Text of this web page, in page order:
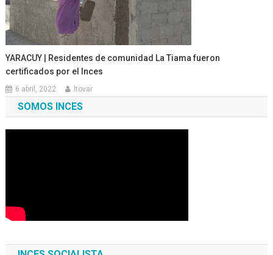
YARACUY | Residentes de comunidad La Tiama fueron
certificados por el Inces
6 abril, 2022 ltovar
SOMOS INCES